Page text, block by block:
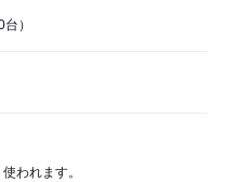
）
われます。